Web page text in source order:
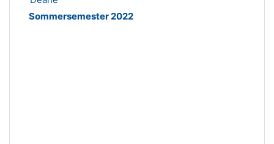
Sommersemester 2022